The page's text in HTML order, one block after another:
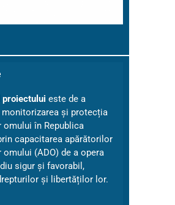
proiectului este de a
și protecția
omului în Republica
capacitarea apărătorilor
(ADO) de a opera
sigur și favorabil,
și libertăților lor.